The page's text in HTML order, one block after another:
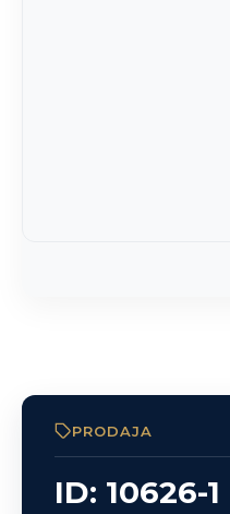
PRODAJA
ID: 10626-1